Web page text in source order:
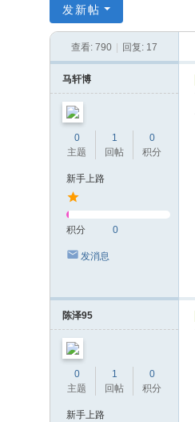
京
发新帖
查看: 790 回复: 17
马轩博
0
主题
1
回帖
0
积分
新手上路
积分 0
发消息
陈泽95
0
主题
1
回帖
0
积分
新手上路